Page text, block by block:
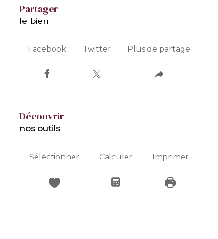
partager
le bien
Facebook Twitter Plus de partage
découvrir
nos outils
Sélectionner Calculer Imprimer